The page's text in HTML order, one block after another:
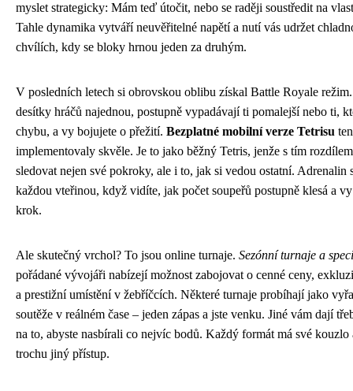
myslet strategicky: Mám teď útočit, nebo se raději soustředit na
Tahle dynamika vytváří neuvěřitelné napětí a nutí vás udržet
chvílích, kdy se bloky hrnou jeden za druhým.
V posledních letech si obrovskou oblibu získal Battle Royale
desítky hráčů najednou, postupně vypadávají ti pomalejší nebo ti,
chybu, a vy bojujete o přežití. Bezplatné mobilní verze Tetrisu
implementovaly skvěle. Je to jako běžný Tetris, jenže s tím
sledovat nejen své pokroky, ale i to, jak si vedou ostatní. Adrenalin
každou vteřinou, když vidíte, jak počet soupeřů postupně klesá a
krok.
Ale skutečný vrchol? To jsou online turnaje. Sezónní turnaje a
pořádané vývojáři nabízejí možnost zabojovat o cenné ceny,
a prestižní umístění v žebříčcích. Některé turnaje probíhají jako
soutěže v reálném čase – jeden zápas a jste venku. Jiné vám dají
na to, abyste nasbírali co nejvíc bodů. Každý formát má své kouzlo
trochu jiný přístup.